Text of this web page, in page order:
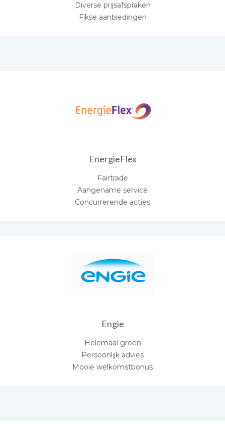
Diverse prijsafspraken
Fikse aanbiedingen
EnergieFlex
Fairtrade
Aangename service
Concurrerende acties
Engie
Helemaal groen
Persoonlijk advies
Mooie welkomstbonus